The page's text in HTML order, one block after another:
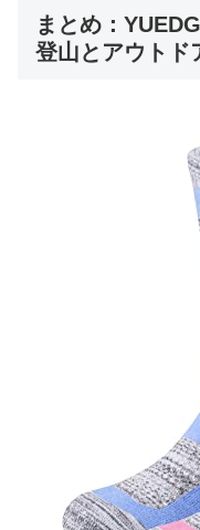
まとめ：
登山とアウトド